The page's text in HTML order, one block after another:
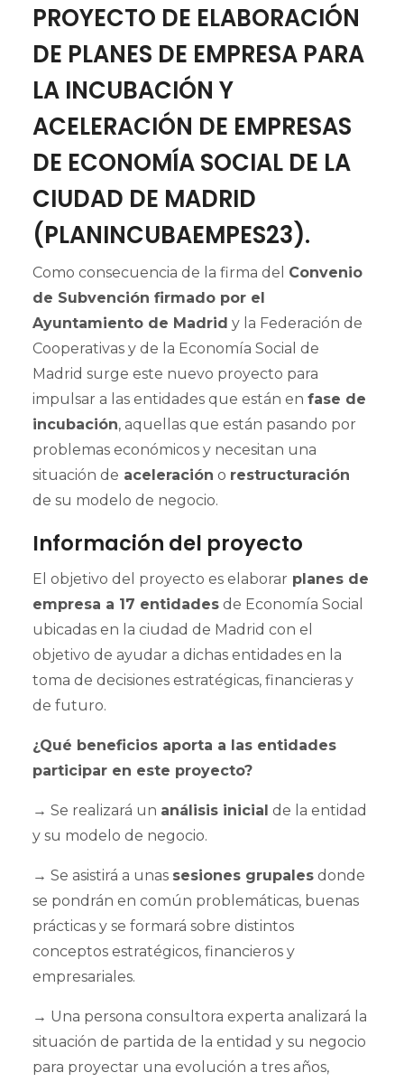
PROYECTO DE ELABORACIÓN
DE PLANES DE EMPRESA PARA
LA INCUBACIÓN Y
ACELERACIÓN DE EMPRESAS
DE ECONOMÍA SOCIAL DE LA
CIUDAD DE MADRID
(PLANINCUBAEMPES23).
Como consecuencia de la firma del Convenio
de Subvención firmado por el
Ayuntamiento de Madrid y la Federación de
Cooperativas y de la Economía Social de
Madrid surge este nuevo proyecto para
impulsar a las entidades que están en fase de
incubación, aquellas que están pasando por
problemas económicos y necesitan una
situación de aceleración o restructuración
de su modelo de negocio.
Información del proyecto
El objetivo del proyecto es elaborar planes de
empresa a 17 entidadesde Economía Social
ubicadas en la ciudad de Madrid con el
objetivo de ayudar a dichas entidades en la
toma de decisiones estratégicas, financieras y
de futuro.
¿Qué beneficios aporta a las entidades
participar en este proyecto?
→ Se realizará un análisis inicial de la entidad
y su modelo de negocio.
→ Se asistirá a unas sesiones grupalesdonde
se pondrán en común problemáticas, buenas
prácticas y se formará sobre distintos
conceptos estratégicos, financieros y
empresariales.
→ Una persona consultora experta analizará la
situación de partida de la entidad y su negocio
para proyectar una evolución a tres años,